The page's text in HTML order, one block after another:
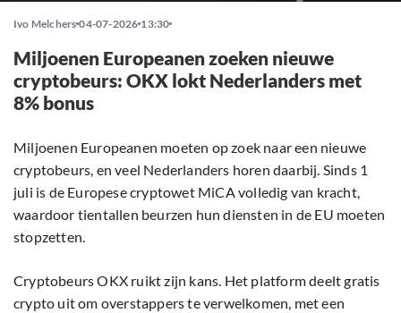
Ivo Melchers 04-07-2026 13:30
Miljoenen Europeanen zoeken nieuwe
cryptobeurs: OKX lokt Nederlanders met
8% bonus
Miljoenen Europeanen moeten op zoek naar een nieuwe
cryptobeurs, en veel Nederlanders horen daarbij. Sinds 1
juli is de Europese cryptowet MiCA volledig van kracht,
waardoor tientallen beurzen hun diensten in de EU moeten
stopzetten.
Cryptobeurs OKX ruikt zijn kans. Het platform deelt gratis
crypto uit om overstappers te verwelkomen, met een